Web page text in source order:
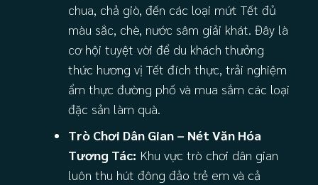
chua, chả giò, đến các loại mứt Tết đủ
màu sắc, chè, nước sâm giải khát. Đây là
cơ hội tuyệt vời để du khách thưởng
thức hương vị Tết đích thực, trải nghiệm
ẩm thực đường phố và mua sắm các loại
đặc sản làm quà.
Trò Chơi Dân Gian – Nét Văn Hóa
Tương Tác: Khu vực trò chơi dân gian
luôn thu hút đông đảo trẻ em và cả